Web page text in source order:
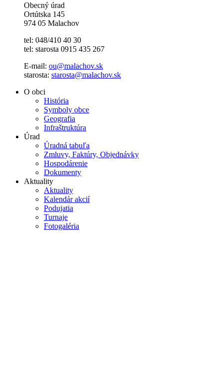
Obecný úrad
Ortútska 145
974 05 Malachov
tel: 048/410 40 30
tel: starosta 0915 435 267
E-mail: ou@malachov.sk
starosta: starosta@malachov.sk
O obci
História
Symboly obce
Geografia
Infraštruktúra
Úrad
Úradná tabuľa
Zmluvy, Faktúry, Objednávky
Hospodárenie
Dokumenty
Aktuality
Aktuality
Kalendár akcií
Podujatia
Turnaje
Fotogaléria